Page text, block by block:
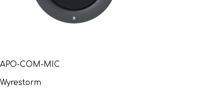
APO-COM-MIC
Wyrestorm